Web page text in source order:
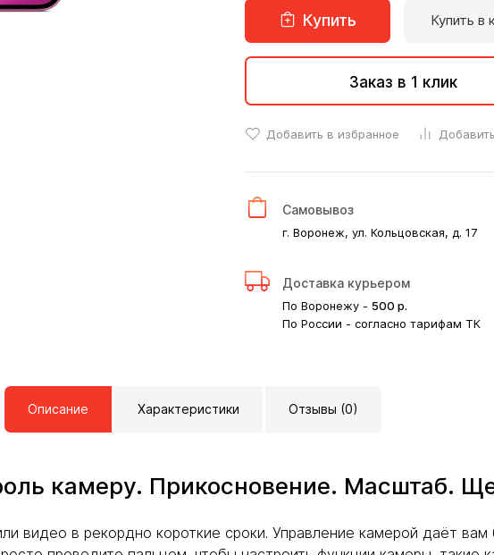
Купить Купить в
Заказ в 1 клик
Добавить в избранное
Самовывоз
г. Воронеж, ул. Кольцовская, д. 17
Доставка курьером
По Воронежу - 500 р.
По России - согласно тарифам ТК
Описание Характеристики Отзывы (0)
камеру. Прикосновение. Масштаб.
видео в рекордно короткие сроки. Управление камерой даёт